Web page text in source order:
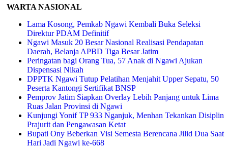
WARTA NASIONAL
Lama Kosong, Pemkab Ngawi Kembali Buka Seleksi
Direktur PDAM Definitif
Ngawi Masuk 20 Besar Nasional Realisasi Pendapatan
Daerah, Belanja APBD Tiga Besar Jatim
Peringatan bagi Orang Tua, 57 Anak di Ngawi Ajukan
Dispensasi Nikah
DPPTK Ngawi Tutup Pelatihan Menjahit Upper Sepatu, 50
Peserta Kantongi Sertifikat BNSP
Pemprov Jatim Siapkan Overlay Lebih Panjang untuk Lima
Ruas Jalan Provinsi di Ngawi
Kunjungi Yonif TP 933 Nganjuk, Menhan Tekankan Disiplin
Prajurit dan Pengawasan Ketat
Bupati Ony Beberkan Visi Semesta Berencana Jilid Dua Saat
Hari Jadi Ngawi ke-668